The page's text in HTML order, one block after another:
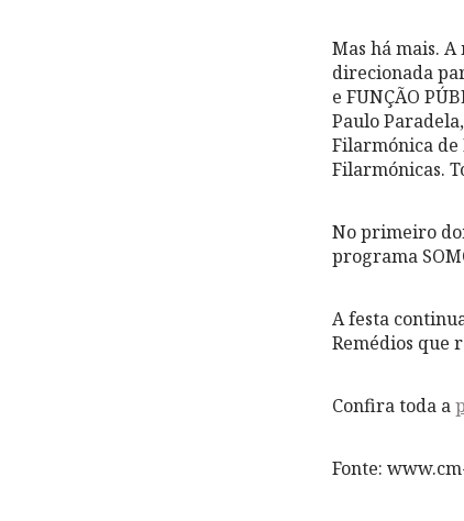
Mas há mais.
direcionada
e FUNÇÃO
Paulo
Filarmónica de
Filarmónicas.
No primeiro
programa
A festa
Remédios que
Confira toda a
Fonte: